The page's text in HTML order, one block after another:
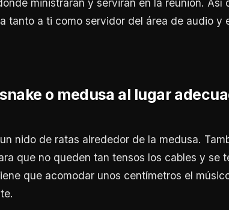
ministraran y servirán en la reunión. Así
tanto a ti como servidor del área de audio y
o medusa al lugar
nido de ratas alrededor de la medusa.
que no queden tan tensos los cables y se
que acomodar unos centímetros el